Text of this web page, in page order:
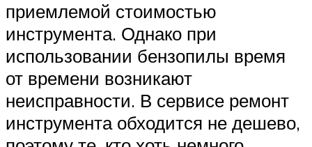
приемлемой стоимостью
инструмента. Однако при
использовании бензопилы время
от времени возникают
неисправности. В сервисе ремонт
инструмента обходится не дешево,